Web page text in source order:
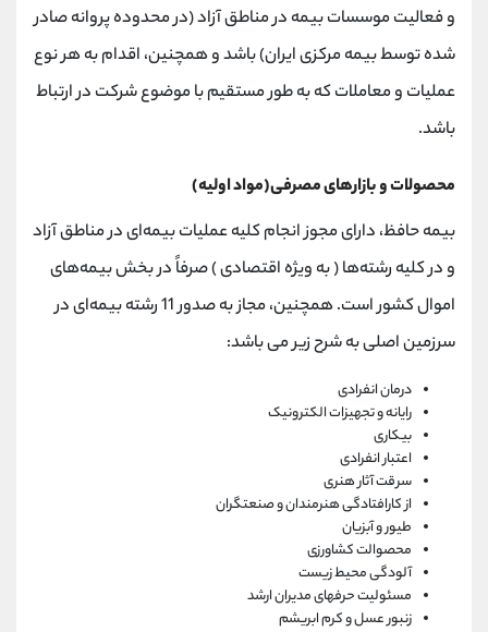
و فعالیت موسسات بیمه در مناطق آزاد (در محدوده پروانه صادر
شده توسط بیمه مرکزی ایران) باشد و همچنین، اقدام به هر نوع
عملیات و معاملات که به طور مستقیم با موضوع شرکت در ارتباط
باشد.
محصولات و بازارهای مصرفی(مواد اولیه)
بیمه حافظ، دارای مجوز انجام کلیه عملیات بیمه‌ای در مناطق آزاد
و در کلیه رشته‌ها ( به ویژه اقتصادی ) صرفاً در بخش بیمه‌های
اموال کشور است. همچنین، مجاز به صدور 11 رشته بیمه‌ای در
سرزمین اصلی به شرح زیر می باشد:
درمان انفرادی
رایانه و تجهیزات الکترونیک
بیکاری
اعتبار انفرادی
سرقت آثار هنری
از کارافتادگی هنرمندان و صنعتگران
طیور و آبزیان
محصوالت کشاورزی
آلودگی محیط زیست
مسئولیت حرفهای مدیران ارشد
زنبور عسل و کرم ابریشم